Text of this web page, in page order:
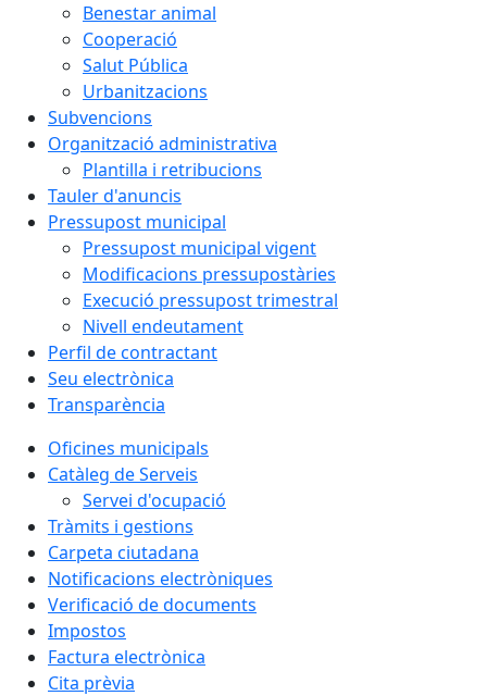
Benestar animal
Cooperació
Salut Pública
Urbanitzacions
Subvencions
Organització administrativa
Plantilla i retribucions
Tauler d'anuncis
Pressupost municipal
Pressupost municipal vigent
Modificacions pressupostàries
Execució pressupost trimestral
Nivell endeutament
Perfil de contractant
Seu electrònica
Transparència
Oficines municipals
Catàleg de Serveis
Servei d'ocupació
Tràmits i gestions
Carpeta ciutadana
Notificacions electròniques
Verificació de documents
Impostos
Factura electrònica
Cita prèvia